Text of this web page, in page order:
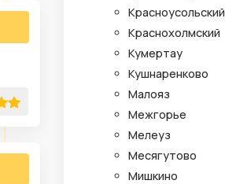
Красноусольский
Краснохолмский
Кумертау
Кушнаренково
Малояз
Межгорье
Мелеуз
Месягутово
Мишкино